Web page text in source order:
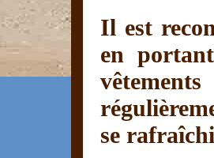
Il est
en
se